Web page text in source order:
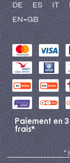
DE ES IT
EN-GB
Paiement en
frais*
*